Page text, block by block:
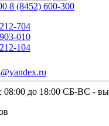
8 (8452) 600-300
704
010
104
до 18:00 СБ-ВС -